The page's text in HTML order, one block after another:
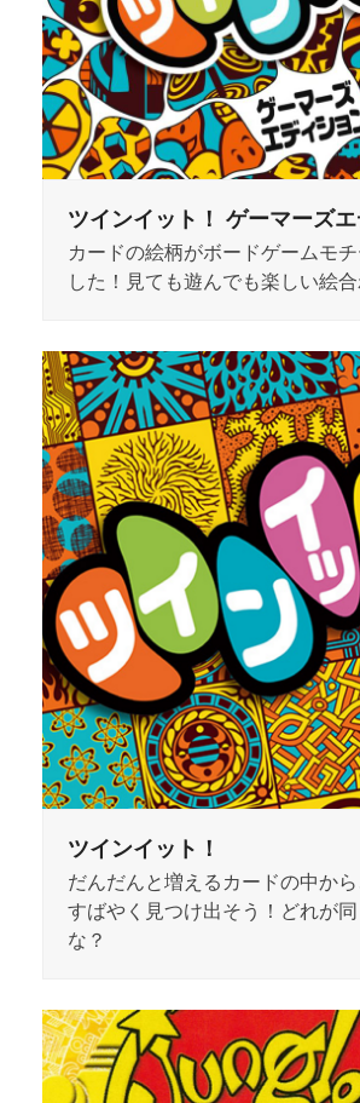
ツインイット！ ゲーマーズ
カードの絵柄がボードゲームモ
した！見ても遊んでも楽しい絵合
ツインイット！
だんだんと増えるカードの中か
すばやく見つけ出そう！どれが
な？